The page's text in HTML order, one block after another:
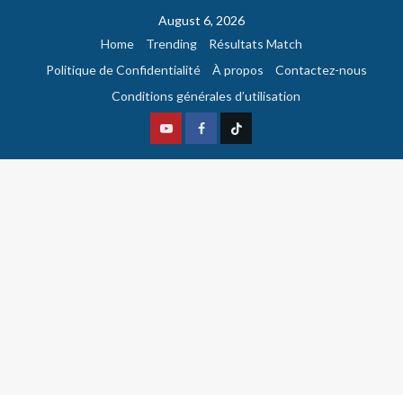
August 6, 2026
Home
Trending
Résultats Match
Politique de Confidentialité
À propos
Contactez-nous
Conditions générales d’utilisation